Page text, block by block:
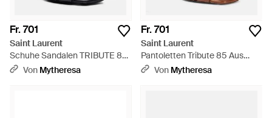
Fr. 701
Saint Laurent
Schuhe Sandalen TRIBUTE 85
Kalbsleder - Schwarz
Von Mytheresa
Fr. 701
Saint Laurent
Pantoletten Tribute 85 Aus
Leder - Braun
Von Mytheresa